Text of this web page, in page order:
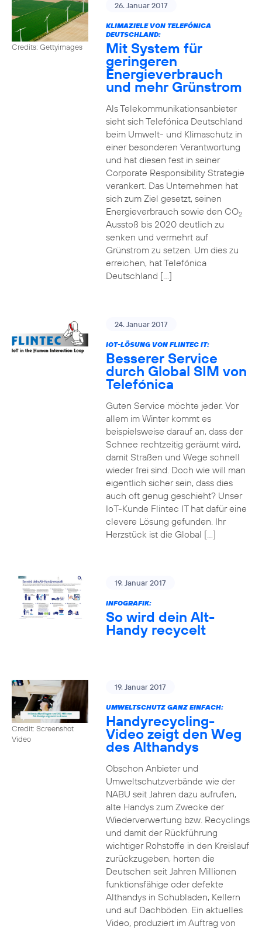
Credits: Gettyimages
26. Januar 2017
KLIMAZIELE VON TELEFÓNICA
DEUTSCHLAND:
Mit System für
geringeren
Energieverbrauch
und mehr Grünstrom
Als Telekommunikationsanbieter
sieht sich Telefónica Deutschland
beim Umwelt- und Klimaschutz in
einer besonderen Verantwortung
und hat diesen fest in seiner
Corporate Responsibility Strategie
verankert. Das Unternehmen hat
sich zum Ziel gesetzt, seinen
Energieverbrauch sowie den CO2
Ausstoß bis 2020 deutlich zu
senken und vermehrt auf
Grünstrom zu setzen. Um dies zu
erreichen, hat Telefónica
Deutschland […]
24. Januar 2017
IOT-LÖSUNG VON FLINTEC IT:
Besserer Service
durch Global SIM von
Telefónica
Guten Service möchte jeder. Vor
allem im Winter kommt es
beispielsweise darauf an, dass der
Schnee rechtzeitig geräumt wird,
damit Straßen und Wege schnell
wieder frei sind. Doch wie will man
eigentlich sicher sein, dass dies
auch oft genug geschieht? Unser
IoT-Kunde Flintec IT hat dafür eine
clevere Lösung gefunden. Ihr
Herzstück ist die Global […]
19. Januar 2017
INFOGRAFIK:
So wird dein Alt-
Handy recycelt
Credit: Screenshot
Video
19. Januar 2017
UMWELTSCHUTZ GANZ EINFACH:
Handyrecycling-
Video zeigt den Weg
des Althandys
Obschon Anbieter und
Umweltschutzverbände wie der
NABU seit Jahren dazu aufrufen,
alte Handys zum Zwecke der
Wiederverwertung bzw. Recyclings
und damit der Rückführung
wichtiger Rohstoffe in den Kreislauf
zurückzugeben, horten die
Deutschen seit Jahren Millionen
funktionsfähige oder defekte
Althandys in Schubladen, Kellern
und auf Dachböden. Ein aktuelles
Video, produziert im Auftrag von